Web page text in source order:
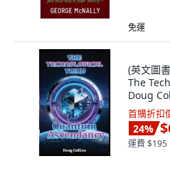
免運
(英文圖
The
Doug
首購折扣
24%
運費 $195